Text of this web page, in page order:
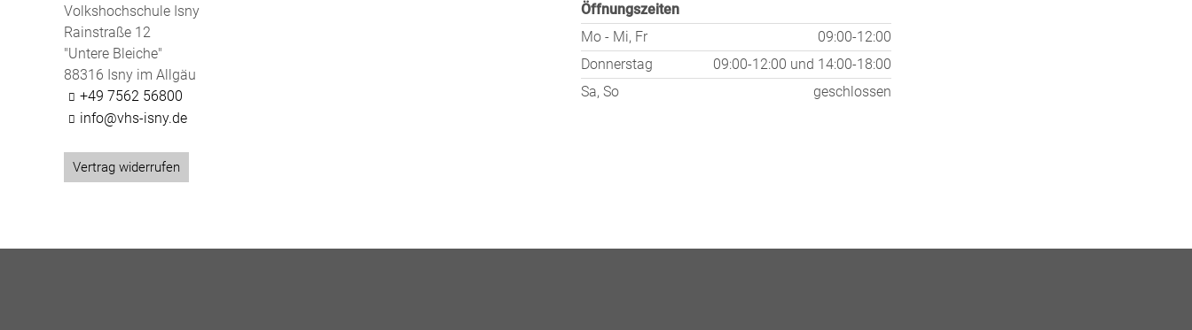
Volkshochschule Isny
Rainstraße 12
"Untere Bleiche"
88316 Isny im Allgäu
+49 7562 56800
info@vhs-isny.de
Vertrag widerrufen
Öffnungszeiten
Mo - Mi, Fr
09:00-12:00
Donnerstag
09:00-12:00 und 14:00-18:00
Sa, So
geschlossen